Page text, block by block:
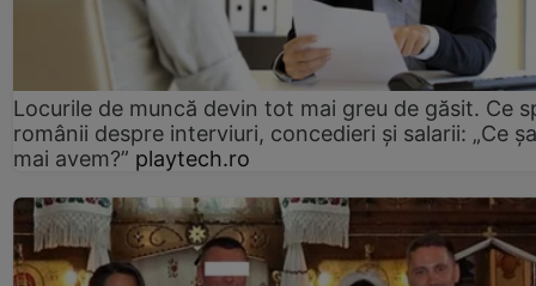
Locurile de muncă devin tot mai greu de găsit. Ce
românii despre interviuri, concedieri și salarii: „Ce
mai avem?” playtech.ro